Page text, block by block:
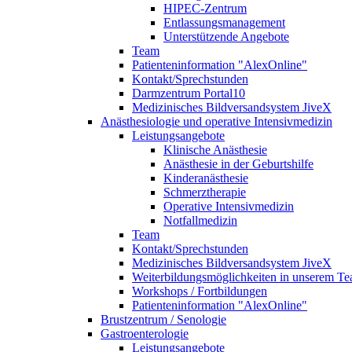
HIPEC-Zentrum
Entlassungsmanagement
Unterstützende Angebote
Team
Patienteninformation "AlexOnline"
Kontakt/Sprechstunden
Darmzentrum Portal10
Medizinisches Bildversandsystem JiveX
Anästhesiologie und operative Intensivmedizin
Leistungsangebote
Klinische Anästhesie
Anästhesie in der Geburtshilfe
Kinderanästhesie
Schmerztherapie
Operative Intensivmedizin
Notfallmedizin
Team
Kontakt/Sprechstunden
Medizinisches Bildversandsystem JiveX
Weiterbildungsmöglichkeiten in unserem
Workshops / Fortbildungen
Patienteninformation "AlexOnline"
Brustzentrum / Senologie
Gastroenterologie
Leistungsangebote